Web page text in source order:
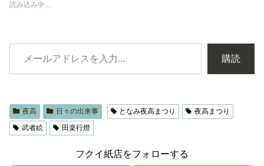
読み込み中…
購読
夜高 日々の出来事 となみ夜高まつり
夜高まつり
武者絵
田楽行燈
フクイ紙店をフォローする